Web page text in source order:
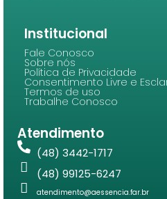
Institucional
Fale Conosco
Sobre nós
Política de Privacidade
Consentimento Livre e
Termos de uso
Trabalhe Conosco
Atendimento
(48) 3442-1717
(48) 99125-6247
atendimento@aessencia.far.br